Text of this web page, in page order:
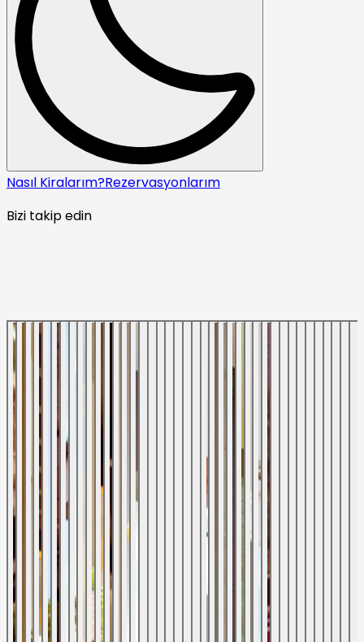
Nasıl Kiralarım?Rezervasyonlarım
Bizi takip edin